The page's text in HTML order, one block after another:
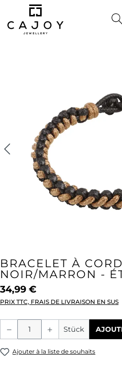
principal
BRACELET À
NOIR/MARRON -
34,99 €
PRIX TTC, FRAIS DE LIVRAISON EN SUS
Quantité de produit :
Stück
Ajouter à la liste de souhaits